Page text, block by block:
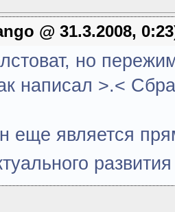
@ 31.3.2008,
но
написал >.<
еще является